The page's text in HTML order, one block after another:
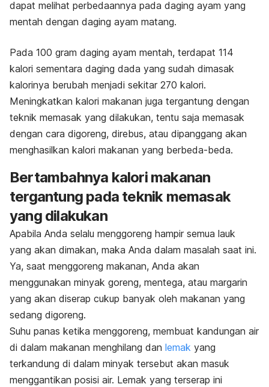
dapat melihat perbedaannya pada daging ayam yang
mentah dengan daging ayam matang.
Pada 100 gram daging ayam mentah, terdapat 114
kalori sementara daging dada yang sudah dimasak
kalorinya berubah menjadi sekitar 270 kalori.
Meningkatkan kalori makanan juga tergantung dengan
teknik memasak yang dilakukan, tentu saja memasak
dengan cara digoreng, direbus, atau dipanggang akan
menghasilkan kalori makanan yang berbeda-beda.
Bertambahnya kalori makanan
tergantung pada teknik memasak
yang dilakukan
Apabila Anda selalu menggoreng hampir semua lauk
yang akan dimakan, maka Anda dalam masalah saat ini.
Ya, saat menggoreng makanan, Anda akan
menggunakan minyak goreng, mentega, atau margarin
yang akan diserap cukup banyak oleh makanan yang
sedang digoreng.
Suhu panas ketika menggoreng, membuat kandungan air
di dalam makanan menghilang dan lemak yang
terkandung di dalam minyak tersebut akan masuk
menggantikan posisi air. Lemak yang terserap ini